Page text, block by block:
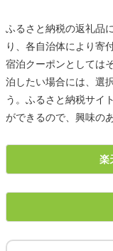
ふるさと納税の返礼品
り、各自治体により寄
宿泊クーポンとしては
泊したい場合には、選
う。ふるさと納税サイ
ができるので、興味の
楽